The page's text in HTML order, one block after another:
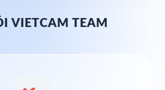
VIETCAM TEAM